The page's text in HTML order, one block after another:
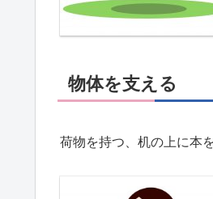
物体を支える
荷物を持つ、机の上に本